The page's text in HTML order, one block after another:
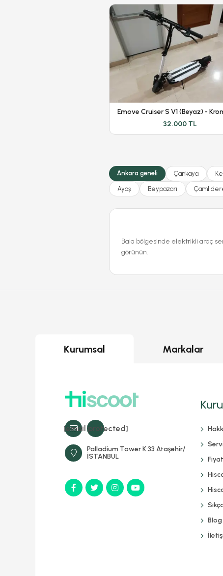
32.000 TL
Ankara geneli Çankaya
Ayaş Beypazarı
Bala bölgesinde elektrikli araç
görünün.
Kurumsal Markalar
[email protected]
Palladium Tower K:33 Ataşehir/
İSTANBUL
Blog